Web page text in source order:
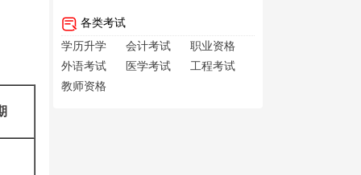
各类考试
学历升学
会计考试
职业资格
外语考试
医学考试
工程考试
教师资格